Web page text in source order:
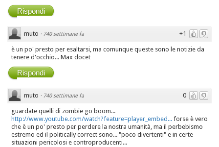
Rispondi
+1
muto · 740 settimane fa
è un po' presto per esaltarsi, ma comunque queste sono le notizie da
tenere d'occhio... Max docet
Rispondi
0
muto · 740 settimane fa
guardate quelli di zombie go boom...
http://www.youtube.com/watch?feature=player_embed... forse è vero
che è un po' presto per perdere la nostra umanità, ma il perbebismo
estremo ed il politically correct sono... "poco divertenti" e in certe
situazioni pericolosi e controproducenti...